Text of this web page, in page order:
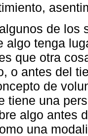
de los
algo tenga
que otra
o antes del
de
tiene una
algo antes
una